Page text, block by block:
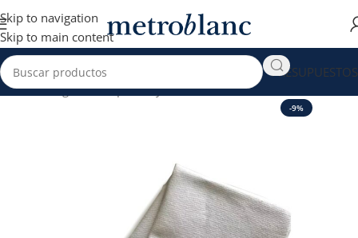
Skip to navigation
Skip to main content
PRESUPUESTOS
Inicio Hogar venta por Mayor Mantelería & cocina
-9%